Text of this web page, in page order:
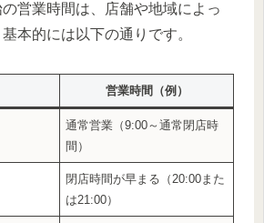
営業時間は、店舗や地域によっ
本的には以下の通りです。
営業時間（例）
通常営業（9:00～通常閉店時
間）
閉店時間が早まる（20:00また
は21:00）